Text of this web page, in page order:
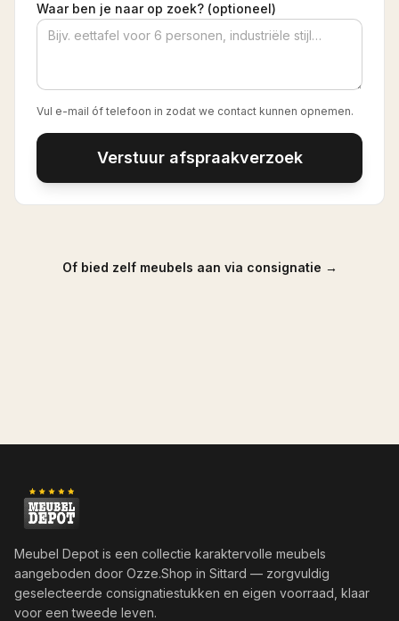
Waar ben je naar op zoek? (optioneel)
Vul e-mail óf telefoon in zodat we contact kunnen opnemen.
Verstuur afspraakverzoek
Of bied zelf meubels aan via consignatie →
Meubel Depot is een collectie karaktervolle meubels
aangeboden door Ozze.Shop in Sittard — zorgvuldig
geselecteerde consignatiestukken en eigen voorraad, klaar
voor een tweede leven.